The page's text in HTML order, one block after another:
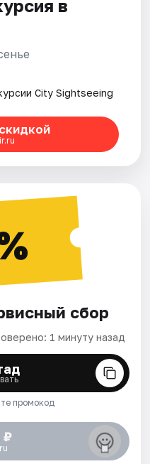
в
City Sightseeing
сбор
1 минуту назад
промокод
₽